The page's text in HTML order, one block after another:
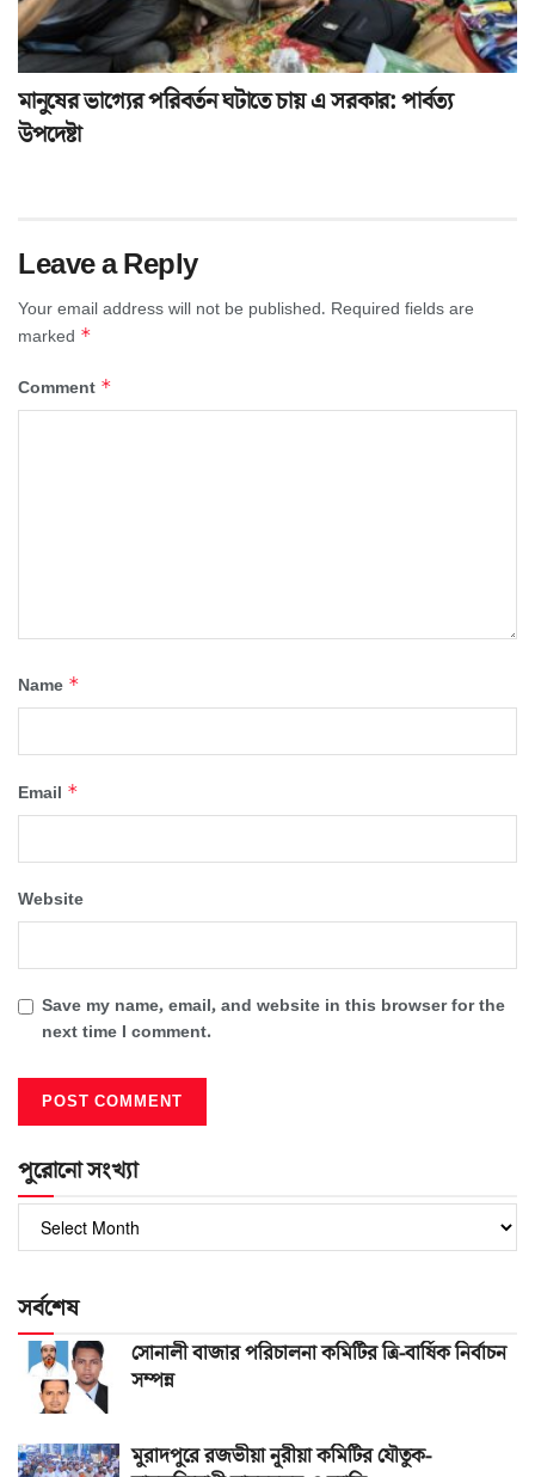
মানুষের ভাগ্যের পরিবর্তন ঘটাতে চায় এ সরকার: পার্বত্য
উপদেষ্টা
Leave a Reply
Your email address will not be published. Required fields are
marked *
Comment *
Name *
Email *
Website
Save my name, email, and website in this browser for the
next time I comment.
পুরোনো সংখ্যা
সংখ্যা
সর্বশেষ
সোনালী বাজার পরিচালনা কমিটির ত্রি-বার্ষিক নির্বাচন
সম্পন্ন
মুরাদপুরে রজভীয়া নূরীয়া কমিটির যৌতুক-